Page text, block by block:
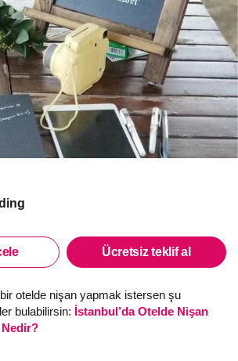
Ücretsiz teklif al
otelde nişan yapmak istersen şu
bulabilirsin: İstanbul’da Otelde Nişan
Nedir?